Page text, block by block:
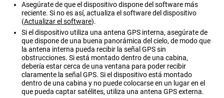
Asegúrate de que el dispositivo dispone del software más
reciente. Si no es así, actualiza el software del dispositivo
(Actualizar el software).
Si el dispositivo utiliza una antena GPS interna, asegúrate de
que dispone de una buena panorámica del cielo, de modo que
la antena interna pueda recibir la señal GPS sin
obstrucciones. Si está montado dentro de una cabina,
debería estar cerca de una ventana para poder recibir
claramente la señal GPS. Si el dispositivo está montado
dentro de una cabina y no puede colocarse en un lugar en el
que pueda captar satélites, utiliza una antena GPS externa.